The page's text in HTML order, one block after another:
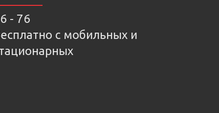
- 76
с мобильных и